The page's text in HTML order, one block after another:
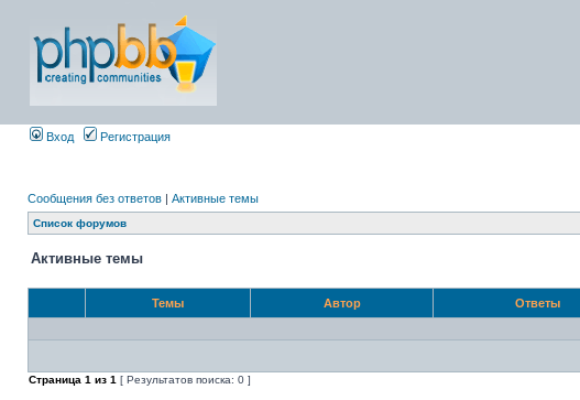
Вход Регистрация
Сообщения без ответов | Активные темы
Список форумов
Активные темы
Темы Автор Ответы
Страница 1 из 1 [ Результатов поиска: 0 ]